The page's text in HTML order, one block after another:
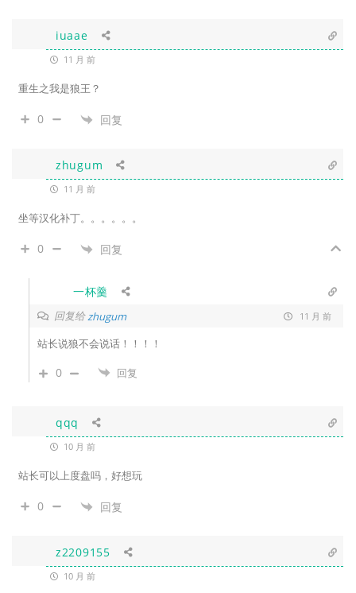
iuaae
11 月 前
重生之我是狼王？
0 回复
zhugum
11 月 前
坐等汉化补丁。。。。。。
0 回复
一杯羹
回复给zhugum 11 月 前
站长说狼不会说话！！！！
0 回复
qqq
10 月 前
站长可以上度盘吗，好想玩
0 回复
z2209155
10 月 前